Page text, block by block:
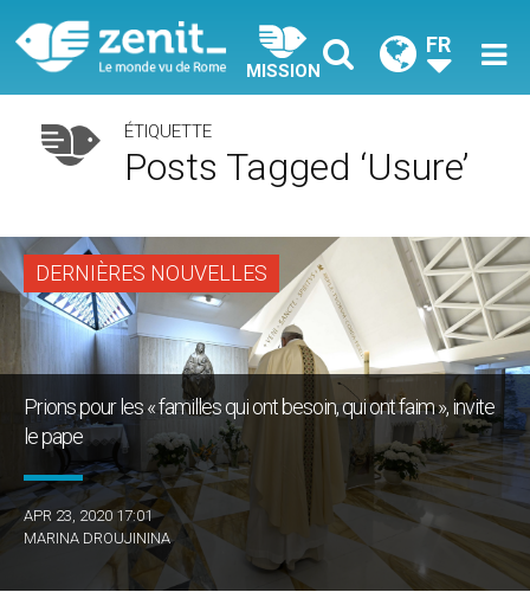
MISSION
FR
ÉTIQUETTE
Posts Tagged ‘usure’
DERNIÈRES NOUVELLES
Prions pour les « familles qui ont besoin, qui ont faim », invite
le pape
APR 23, 2020 17:01
MARINA DROUJININA